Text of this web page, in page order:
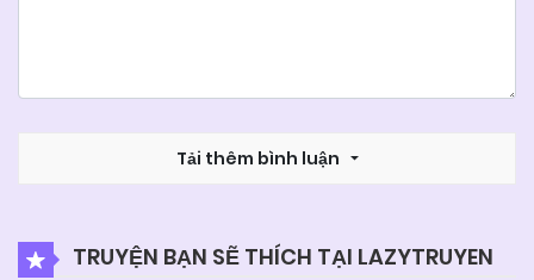
Tải thêm bình luận
TRUYỆN BẠN SẼ THÍCH TẠI LAZYTRUYEN